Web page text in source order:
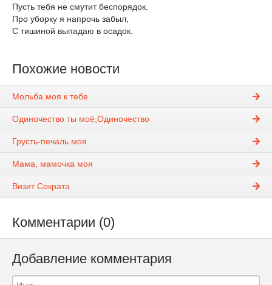
Пусть тебя не смутит беспорядок.
Про уборку я напрочь забыл,
С тишиной выпадаю в осадок.
Похожие новости
Мольба моя к тебе
Одиночество ты моё,Одиночество
Грусть-печаль моя
Мама, мамочка моя
Визит Сократа
Комментарии (0)
Добавление комментария